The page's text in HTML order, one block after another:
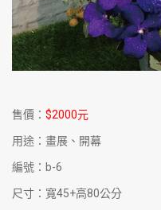
售價： $2000元
用途：畫展、開幕
編號：b-6
尺寸：寬45+高80公分